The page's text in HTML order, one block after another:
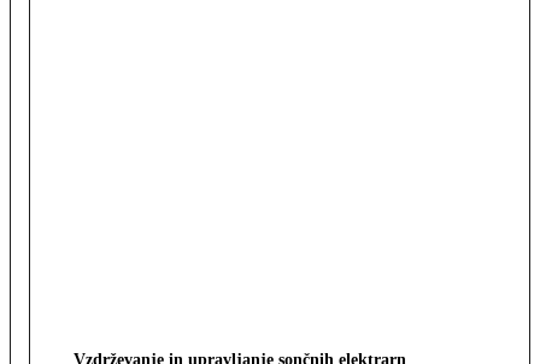
Vzdrževanje in upravljanje sončnih elektrarn